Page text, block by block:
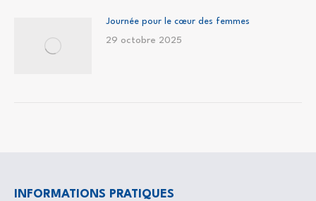
Journée pour le cœur des femmes
29 octobre 2025
INFORMATIONS PRATIQUES